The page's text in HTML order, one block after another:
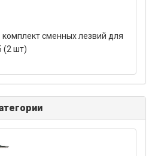
комплект сменных лезвий для
(2 шт)